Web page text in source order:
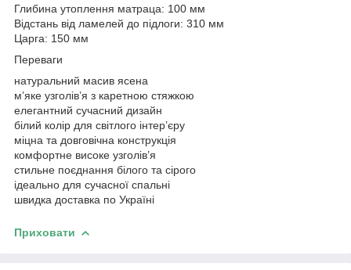
Глибина утоплення матраца: 100 мм
Відстань від ламелей до підлоги: 310 мм
Царга: 150 мм
Переваги
натуральний масив ясена
м’яке узголів’я з каретною стяжкою
елегантний сучасний дизайн
білий колір для світлого інтер’єру
міцна та довговічна конструкція
комфортне високе узголів’я
стильне поєднання білого та сірого
ідеально для сучасної спальні
швидка доставка по Україні
Приховати